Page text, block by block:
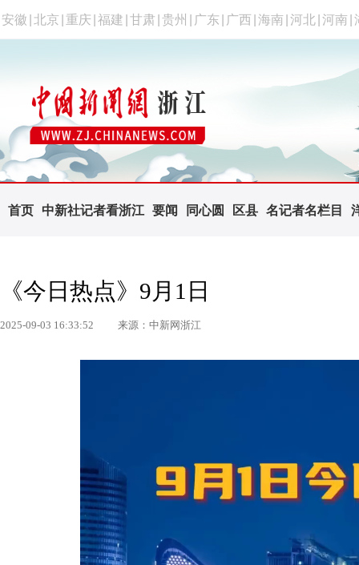
安徽 北京 重庆 福建 甘肃 贵州 广东 广西 海南 河北 河南
首页 中新社记者看浙江 要闻 同心圆 区县 名记者名栏目
《今日热点》9月1日
2025-09-03 16:33:52 来源：中新网浙江